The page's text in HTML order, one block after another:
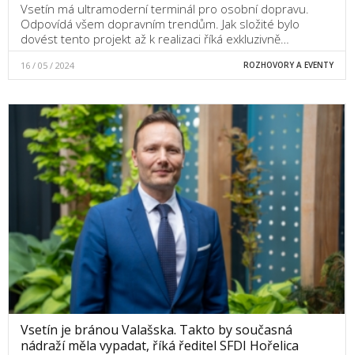
Vsetín má ultramoderní terminál pro osobní dopravu.
Odpovídá všem dopravním trendům. Jak složité bylo
dovést tento projekt až k realizaci říká exkluzivně…
16 / 05 / 2024 ROZHOVORY A EVENTY
Vsetín je bránou Valašska. Takto by současná
nádraží měla vypadat, říká ředitel SFDI Hořelica